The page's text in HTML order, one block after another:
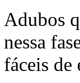
Adubos
nessa
fáceis de